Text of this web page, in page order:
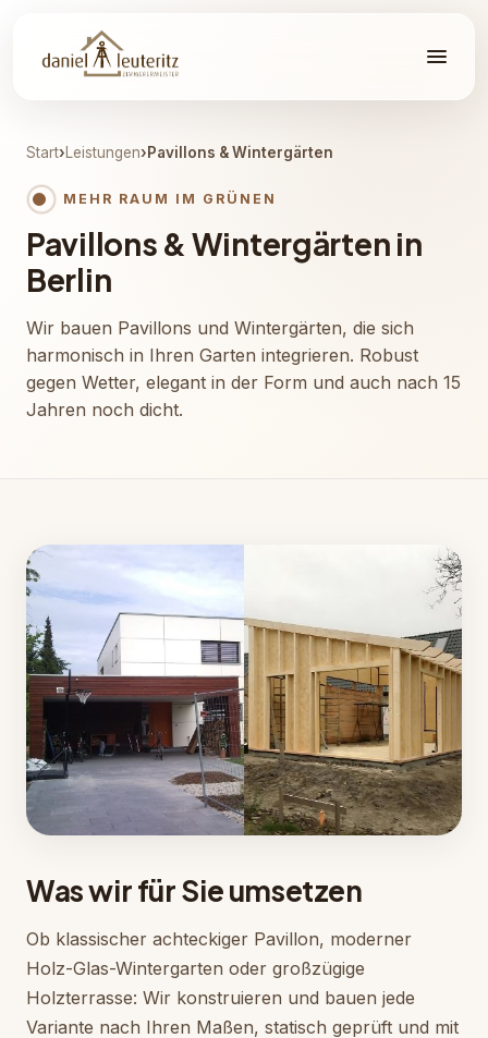
Start›Leistungen›Pavillons & Wintergärten
MEHR RAUM IM GRÜNEN
Pavillons & Wintergärten in
Berlin
Wir bauen Pavillons und Wintergärten, die sich
harmonisch in Ihren Garten integrieren. Robust
gegen Wetter, elegant in der Form und auch nach 15
Jahren noch dicht.
Was wir für Sie umsetzen
Ob klassischer achteckiger Pavillon, moderner
Holz-Glas-Wintergarten oder großzügige
Holzterrasse: Wir konstruieren und bauen jede
Variante nach Ihren Maßen, statisch geprüft und mit